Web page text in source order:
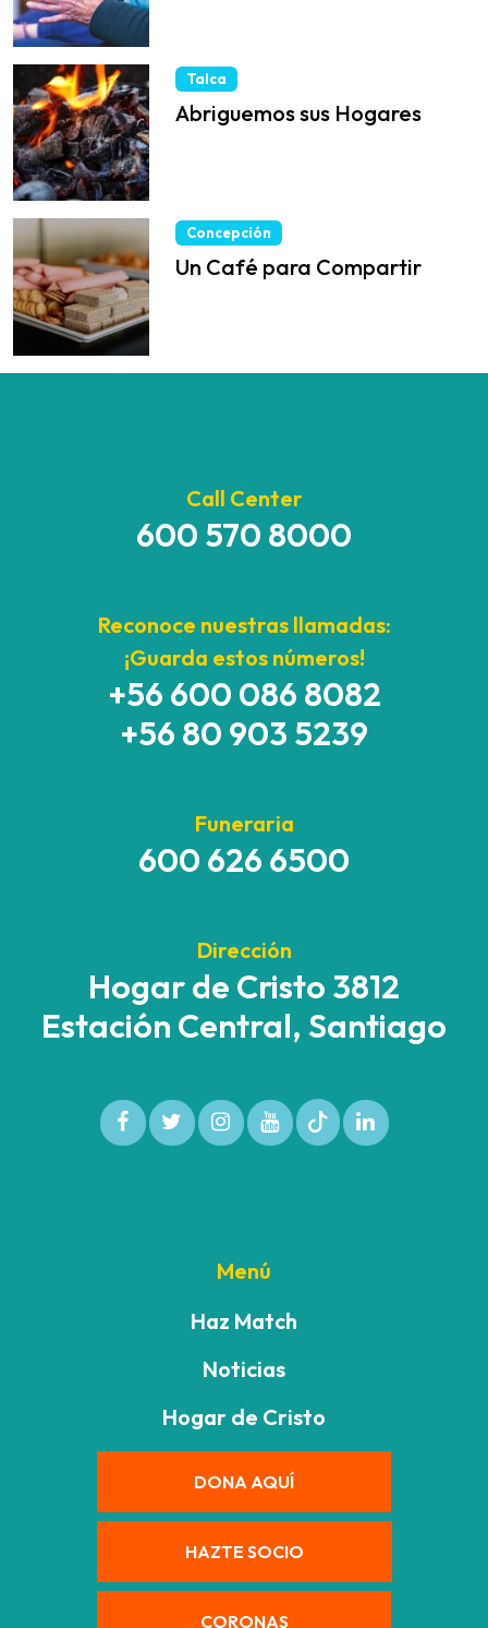
Talca
Abriguemos sus Hogares
Concepción
Un Café para Compartir
Call Center
600 570 8000
Reconoce nuestras llamadas:
¡Guarda estos números!
+56 600 086 8082
+56 80 903 5239
Funeraria
600 626 6500
Dirección
Hogar de Cristo 3812
Estación Central, Santiago
Menú
Haz Match
Noticias
Hogar de Cristo
DONA AQUÍ
HAZTE SOCIO
CORONAS